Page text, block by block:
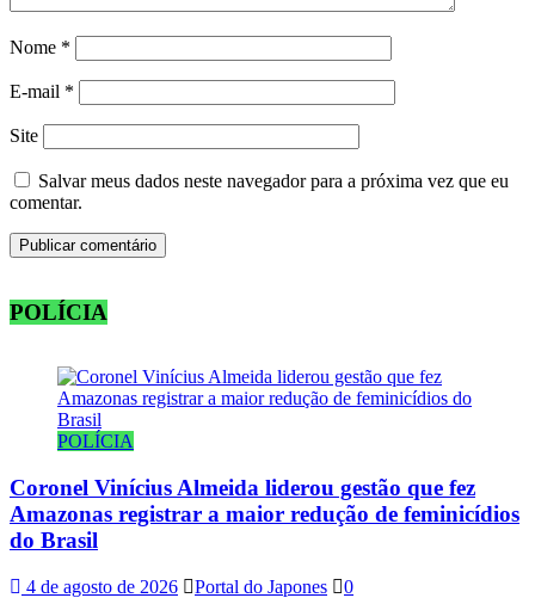
Nome *
E-mail *
Site
Salvar meus dados neste navegador para a próxima vez que eu
comentar.
POLÍCIA
POLÍCIA
Coronel Vinícius Almeida liderou gestão que fez
Amazonas registrar a maior redução de feminicídios
do Brasil
4 de agosto de 2026 Portal do Japones
0